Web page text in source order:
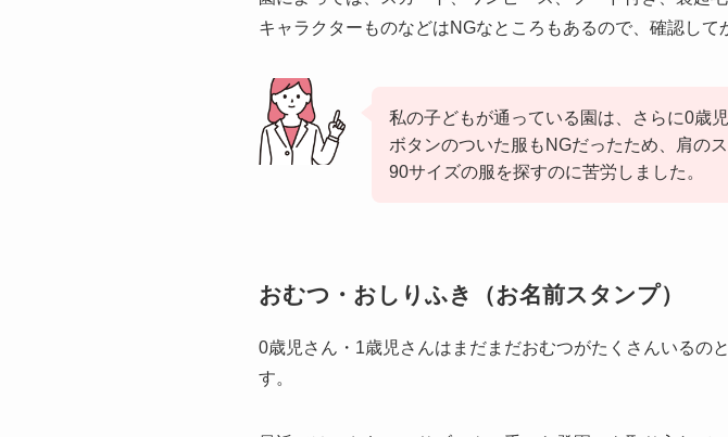
キャラクターものなどはNGなところもあるので、確認して
私の子どもが通っている園は、さらに0歳
ボタンのついた服もNGだったため、肩の
90サイズの服を探すのに苦労しました。
おむつ・おしりふき（お名前スタンプ）
0歳児さん・1歳児さんはまだまだおむつがたくさんいるの
す。